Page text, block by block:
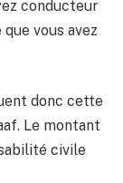
conducteur
vous avez
donc cette
Le montant
civile